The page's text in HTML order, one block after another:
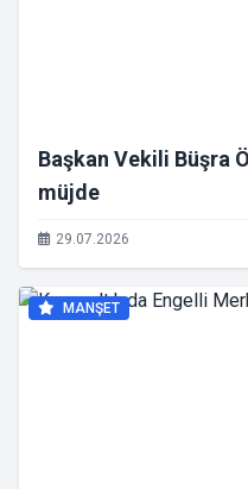
Başkan Vekili Büşra
müjde
29.07.2026
MANŞET